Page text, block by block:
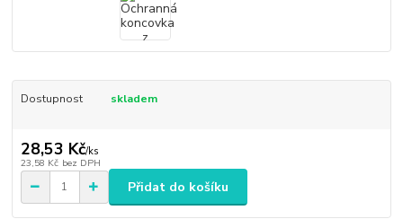
Dostupnost skladem
28,53 Kč/ks
23,58 Kč bez DPH
Přidat do košíku